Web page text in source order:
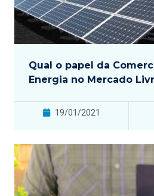
Qual o papel da
Energia no Mercado
19/01/2021